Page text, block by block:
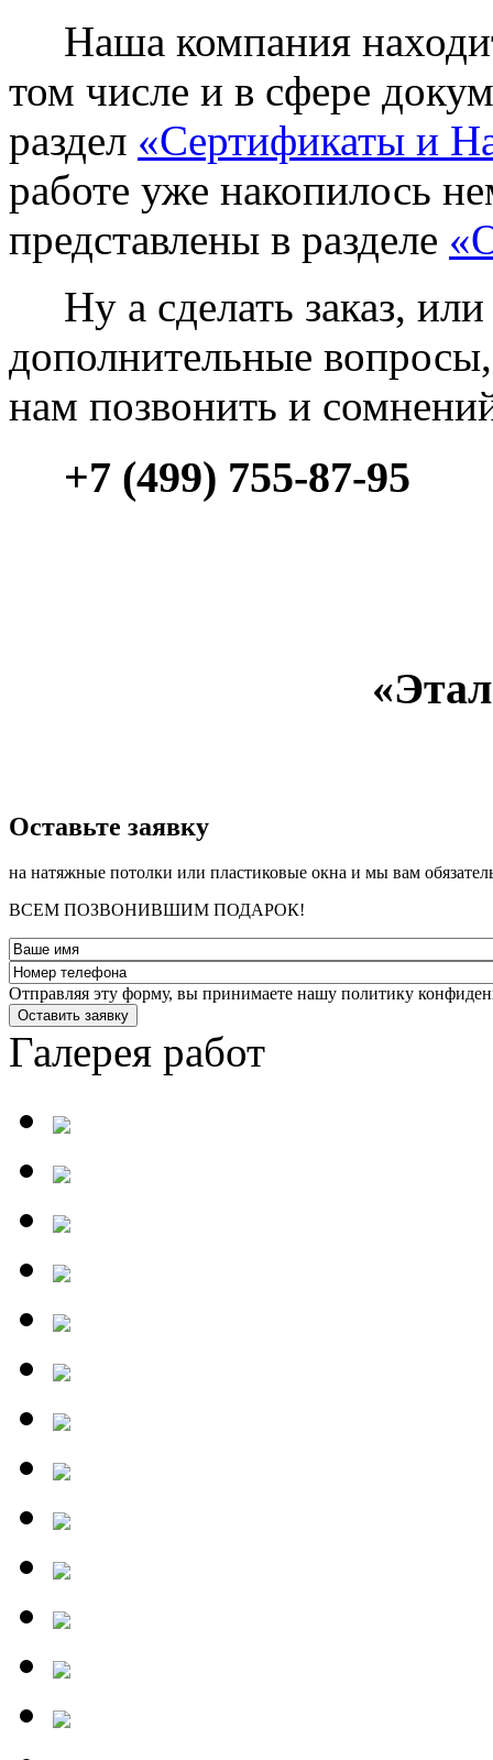
Наша компания
том числе и в сфере
раздел «Сертификаты и
работе уже накопилось
представлены в разделе
Ну а сделать заказ, или
дополнительные вопросы,
нам позвонить и
+7 (499) 755-87-95
­Оставьте заявку
на натяжные потолки или пластиковые окна и мы вам
ВСЕМ ПОЗВОНИВШИМ ПОДАРОК!
Отправляя эту форму, вы принимаете нашу политику
Оставить заявку
Галерея работ